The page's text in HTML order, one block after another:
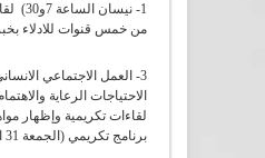
1-
من خمس قنوات للادلاء
3- العمل الاجتماعي
الاحتياجات الرعاية
لقاءات تكريمية وإظهار
برنامج تكريمي (الجمعة 31 اذار الساعة 18).